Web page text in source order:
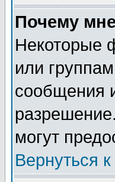
Почему
Некоторые
или
сообщения
могут
Вернуться